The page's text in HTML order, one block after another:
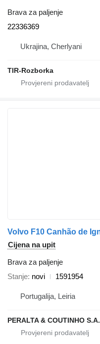
Brava za paljenje
22336369
Ukrajina, Cherlyani
TIR-Rozborka
Cijena na upit
Brava za paljenje
Stanje novi 1591954
Portugalija, Leiria
PERALTA & COUTINHO S.A.